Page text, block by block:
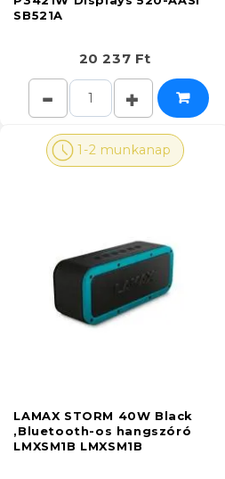
SB521A
20 237 Ft
1-2 munkanap
LAMAX STORM 40W Black
,Bluetooth-os hangszóró
LMXSM1B LMXSM1B